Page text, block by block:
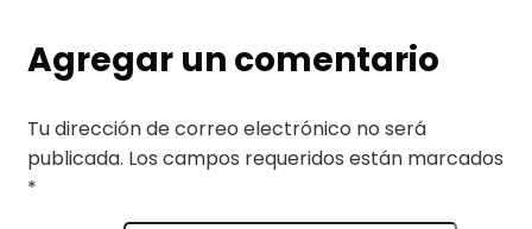
Agregar un comentario
Tu dirección de correo electrónico no será
publicada. Los campos requeridos están marcados
*